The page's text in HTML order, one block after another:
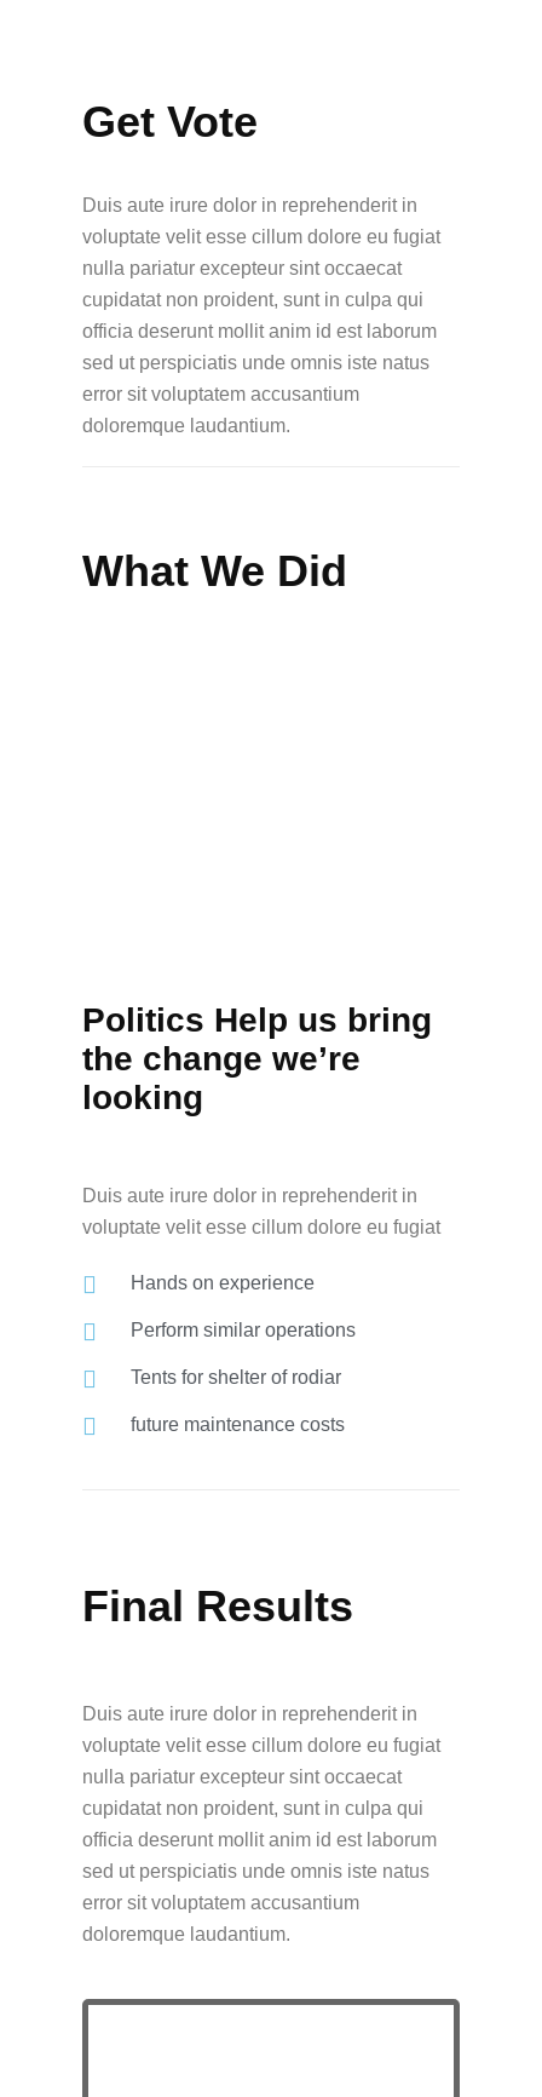
Get Vote
Duis aute irure dolor in reprehenderit in
voluptate velit esse cillum dolore eu fugiat
nulla pariatur excepteur sint occaecat
cupidatat non proident, sunt in culpa qui
officia deserunt mollit anim id est laborum
sed ut perspiciatis unde omnis iste natus
error sit voluptatem accusantium
doloremque laudantium.
What We Did
Politics Help us bring
the change we’re
looking
Duis aute irure dolor in reprehenderit in
voluptate velit esse cillum dolore eu fugiat
Hands on experience
Perform similar operations
Tents for shelter of rodiar
future maintenance costs
Final Results
Duis aute irure dolor in reprehenderit in
voluptate velit esse cillum dolore eu fugiat
nulla pariatur excepteur sint occaecat
cupidatat non proident, sunt in culpa qui
officia deserunt mollit anim id est laborum
sed ut perspiciatis unde omnis iste natus
error sit voluptatem accusantium
doloremque laudantium.